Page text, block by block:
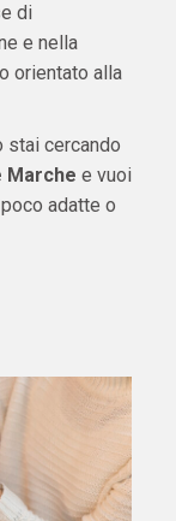
di
e nella
orientato alla
stai cercando
Marche e vuoi
adatte o